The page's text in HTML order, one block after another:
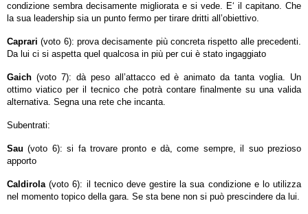
condizione sembra decisamente migliorata e si vede. E‘ il capitano. Che
la sua leadership sia un punto fermo per tirare dritti all’obiettivo.
Caprari (voto 6): prova decisamente più concreta rispetto alle precedenti.
Da lui ci si aspetta quel qualcosa in più per cui è stato ingaggiato
Gaich (voto 7): dà peso all’attacco ed è animato da tanta voglia. Un
ottimo viatico per il tecnico che potrà contare finalmente su una valida
alternativa. Segna una rete che incanta.
Subentrati:
Sau (voto 6): si fa trovare pronto e dà, come sempre, il suo prezioso
apporto
Caldirola(voto 6): il tecnico deve gestire la sua condizione e lo utilizza
nel momento topico della gara. Se sta bene non si può prescindere da lui.